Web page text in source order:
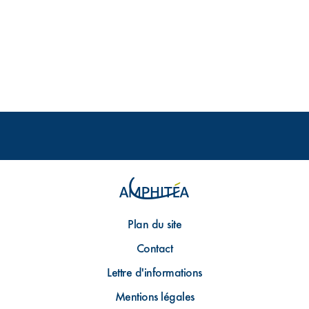
Plan du site
Contact
Lettre d'informations
Mentions légales